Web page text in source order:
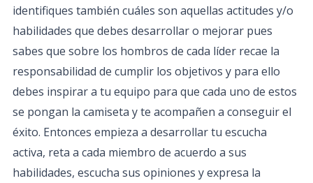
identifiques también cuáles son aquellas actitudes y/o
habilidades que debes desarrollar o mejorar pues
sabes que sobre los hombros de cada líder recae la
responsabilidad de cumplir los objetivos y para ello
debes inspirar a tu equipo para que cada uno de estos
se pongan la camiseta y te acompañen a conseguir el
éxito. ​Entonces empieza a desarrollar tu escucha
activa, reta a cada miembro de acuerdo a sus
habilidades, escucha sus opiniones y expresa la